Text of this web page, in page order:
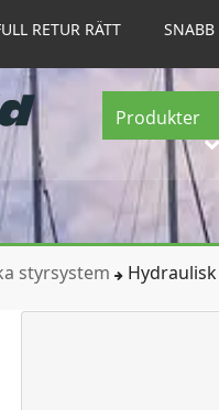
RETUR RÄTT SNABB
Produkter
styrsystem